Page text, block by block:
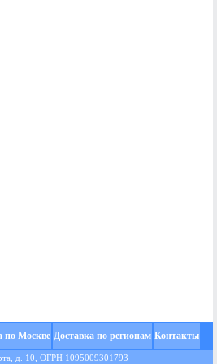
по Москве Доставка по регионам Контакты
д. 10, ОГРН 1095009301793